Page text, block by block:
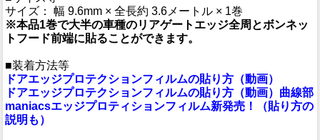
サイズ： 幅 9.6mm × 全長約 3.6メートル × 1巻
※本品1巻で大半の車種のリアゲートエッジ全周とボンネッ
トフード前端に貼ることができます。
■装着方法等
ドアエッジプロテクションフィルムの貼り方（動画）
ドアエッジプロテクションフィルムの貼り方（動画）曲線部
maniacsエッジプロティションフィルム新発売！（貼り方の
説明も）